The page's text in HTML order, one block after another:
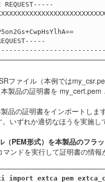
REQUEST-----
ファイル（本例では
製品の証明書を
品の証明書をインポートしま
いずれか適切なほうを実施し
（PEM形式）を本製品のフラ
マンドを実行して証明書の情
import extca pem